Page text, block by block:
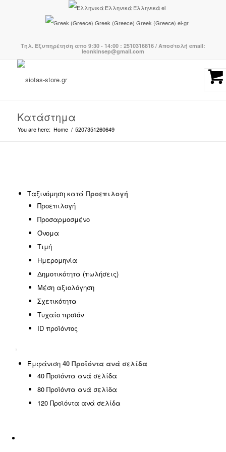
Ελληνικά Ελληνικά el
Greek (Greece) Greek (Greece) el-gr
Τηλ. Εξυπηρέτηση απο 9:30 - 14:00 : 2510316816 / Αποστολή email:
leonkinsep@gmail.com
Κατάστημα
You are here: Home / 5207351260649
Κατηγορίες προϊόντων-
BOHO CHIC
EASTER OFFERS
HOT DEALS
SPECIAL OFFERS
SUMMER SALE
Έπιπλα γραφείου
(0)
Έπιπλα εξωτερικού χώρου
Έπιπλα εσωτερικού χώρου
ΦΟΙΤΗΤΙΚΑ ΠΑΚΕΤΑ
Χωρίς κατηγορία
Uncategorized(2)
Αιώρες - Κούνιες(5)
Διακόσμηση (5)
Είδη ταξιδίου(0)
Ταξινόμηση κατά Προεπιλογή
Προεπιλογή
Προσαρμοσμένο
Όνομα
Τιμή
Ημερομηνία
Δημοτικότητα (πωλήσεις)
Μέση αξιολόγηση
Σχετικότητα
Τυχαίο προϊόν
ID προϊόντος
Εμφάνιση 40 Προϊόντα ανά σελίδα
40 Προϊόντα ανά σελίδα
80 Προϊόντα ανά σελίδα
120 Προϊόντα ανά σελίδα